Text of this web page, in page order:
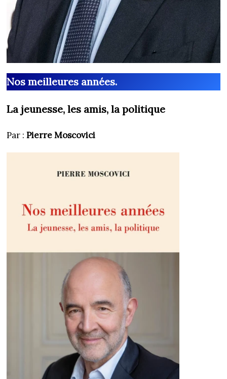
Nos meilleures années.
La jeunesse, les amis, la politique
Par :Pierre Moscovici